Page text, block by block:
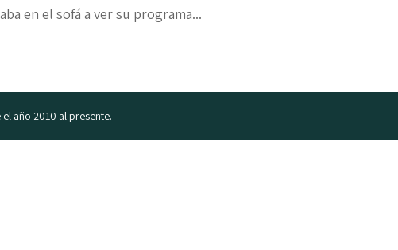
en el sofá a ver su programa...
año 2010 al presente.